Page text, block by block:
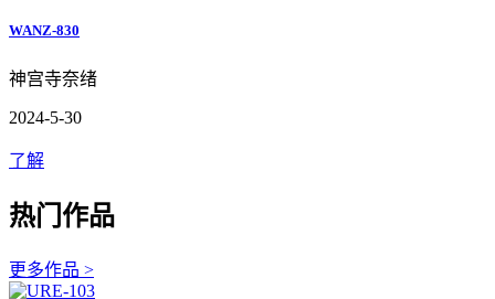
WANZ-830
神宫寺奈绪
2024-5-30
了解
热门作品
更多作品 >